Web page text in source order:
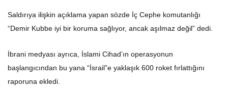
Saldırıya ilişkin açıklama yapan sözde İç Cephe komutanlığı
“Demir Kubbe iyi bir koruma sağlıyor, ancak aşılmaz değil” dedi.
İbrani medyası ayrıca, İslami Cihad’ın operasyonun
başlangıcından bu yana “İsrail”e yaklaşık 600 roket fırlattığını
raporuna ekledi.